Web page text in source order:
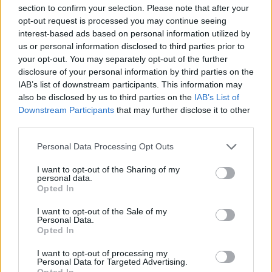
section to confirm your selection. Please note that after your
opt-out request is processed you may continue seeing
interest-based ads based on personal information utilized by
us or personal information disclosed to third parties prior to
your opt-out. You may separately opt-out of the further
disclosure of your personal information by third parties on the
IAB’s list of downstream participants. This information may
also be disclosed by us to third parties on the IAB’s List of
Downstream Participants that may further disclose it to other
Personal Data Processing Opt Outs
I want to opt-out of the Sharing of my
personal data.
Opted In
I want to opt-out of the Sale of my
Personal Data.
Opted In
I want to opt-out of processing my
Personal Data for Targeted Advertising.
ΔΕΙΤΕ ΕΠΙΣΗΣ
ΣΤΗΝ ΙΔΙΑ ΚΑΤΗΓΟΡΙΑ
Νοσηλεύτρια πήγε κομμωτήριο
πρώτη φορά μετά από 4 χρόνια
– Η απίθανη μεταμόρφωσή της
έγινε viral
ΠΡΙΝ 10 ΏΡΕΣ
Γέννησε η Λίλα Μπακλέση: Η
απροσδόκητη ανάρτηση του
ΠΡΙΝ 10 ΏΡΕΣ
στον κόσμο ένα υγιέστατο αγοράκι το
βράδυ της Παρασκευής 7 Αυγούστου.